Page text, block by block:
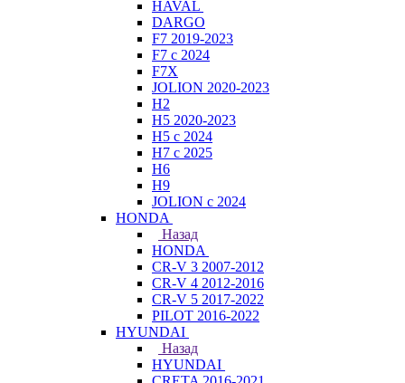
HAVAL
DARGO
F7 2019-2023
F7 с 2024
F7X
JOLION 2020-2023
H2
H5 2020-2023
H5 с 2024
H7 с 2025
H6
H9
JOLION с 2024
HONDA
Назад
HONDA
CR-V 3 2007-2012
CR-V 4 2012-2016
CR-V 5 2017-2022
PILOT 2016-2022
HYUNDAI
Назад
HYUNDAI